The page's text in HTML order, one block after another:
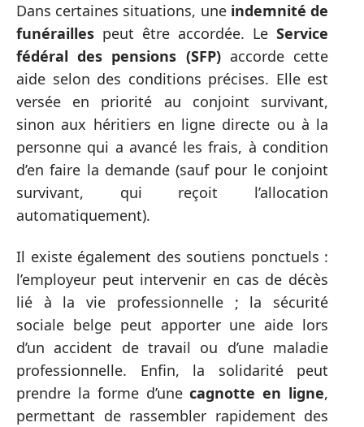
Dans certaines situations, une indemnité de
funérailles peut être accordée. Le Service
fédéral des pensions (SFP)accorde cette
aide selon des conditions précises. Elle est
versée en priorité au conjoint survivant,
sinon aux héritiers en ligne directe ou à la
personne qui a avancé les frais, à condition
d’en faire la demande (sauf pour le conjoint
survivant, qui reçoit l’allocation
automatiquement).
Il existe également des soutiens ponctuels :
l’employeur peut intervenir en cas de décès
lié à la vie professionnelle ; la sécurité
sociale belge peut apporter une aide lors
d’un accident de travail ou d’une maladie
professionnelle. Enfin, la solidarité peut
prendre la forme d’unecagnotte en ligne,
permettant de rassembler rapidement des